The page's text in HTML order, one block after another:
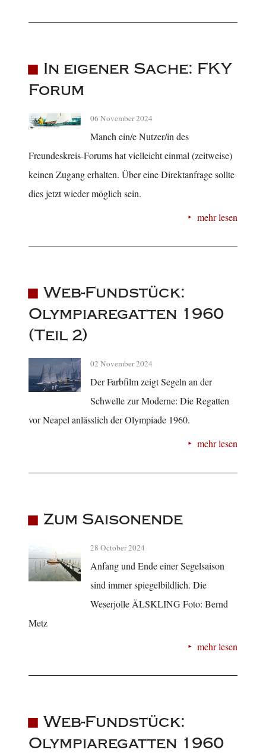
In eigener Sache: FKY
Forum
06 November 2024
Manch ein/e Nutzer/in des
Freundeskreis-Forums hat vielleicht einmal (zeitweise)
keinen Zugang erhalten. Über eine Direktanfrage sollte
dies jetzt wieder möglich sein.
mehr lesen
Web-Fundstück:
Olympiaregatten 1960
(Teil 2)
02 November 2024
Der Farbfilm zeigt Segeln an der
Schwelle zur Moderne: Die Regatten
vor Neapel anlässlich der Olympiade 1960.
mehr lesen
Zum Saisonende
28 October 2024
Anfang und Ende einer Segelsaison
sind immer spiegelbildlich. Die
Weserjolle ÄLSKLING Foto: Bernd
Metz
mehr lesen
Web-Fundstück:
Olympiaregatten 1960